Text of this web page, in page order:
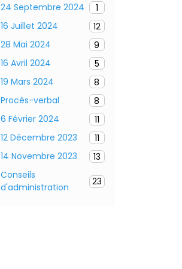
24 Septembre 2024
1
16 Juillet 2024
12
28 Mai 2024
9
16 Avril 2024
5
19 Mars 2024
8
Procès-verbal
8
6 Février 2024
11
12 Décembre 2023
11
14 Novembre 2023
13
Conseils
d'administration
23